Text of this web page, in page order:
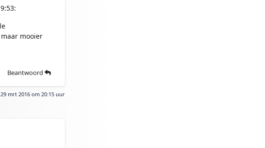
mooier
Beantwoord
mrt 2016 om 20:15 uur